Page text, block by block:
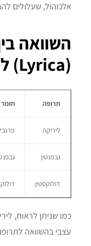
אלכוהול, שעלולים
השוואה
תרופה חומר
ליריקה פרגבלין
גבפנטין גבפנטין
דולוקסטין
כמו שניתן לראות,
עצבי בהשוואה